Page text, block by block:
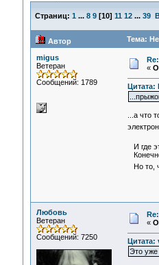
Страниц: 1 ... 8 9[10] 11 12 ... 39
Автор Тема:
migus
Ветеран
Сообщений: 1789
«
Цитата:
...а что
И где
Но то,
Любовь
Ветеран
Сообщений: 7250
«
Цитата:
Это уже